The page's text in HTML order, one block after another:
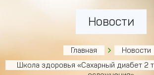
Новости
Главная
Новости
Школа здоровья «Сахарный диабет 2